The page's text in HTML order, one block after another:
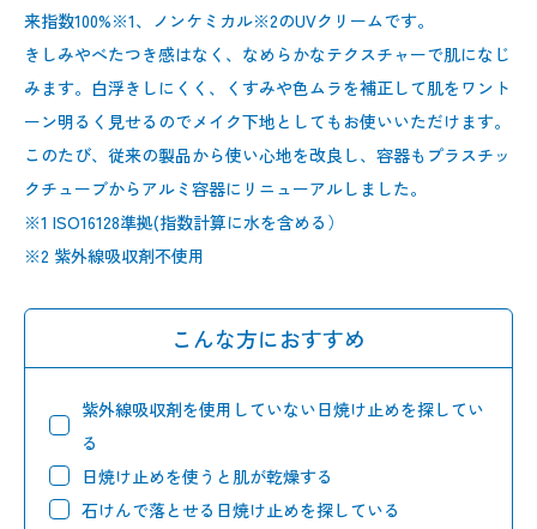
来指数100%※1、ノンケミカル※2のUVクリームです。
きしみやべたつき感はなく、なめらかなテクスチャーで肌になじ
みます。白浮きしにくく、くすみや色ムラを補正して肌をワント
ーン明るく見せるのでメイク下地としてもお使いいただけます。
このたび、従来の製品から使い心地を改良し、容器もプラスチッ
クチューブからアルミ容器にリニューアルしました。
※1 ISO16128準拠(指数計算に水を含める）
※2 紫外線吸収剤不使用
こんな方におすすめ
紫外線吸収剤を使用していない日焼け止めを探してい
る
日焼け止めを使うと肌が乾燥する
石けんで落とせる日焼け止めを探している